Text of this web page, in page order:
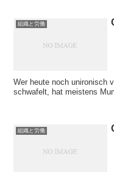
組織と労働
Wer heute noch unironisch
schwafelt, hat meistens
組織と労働